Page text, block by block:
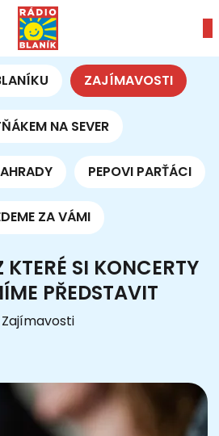
ZAJÍMAVOSTI
NA SEVER
PEPOVI PARŤÁCI
ZA VÁMI
KTERÉ SI KONCERTY
PŘEDSTAVIT
Zajímavosti